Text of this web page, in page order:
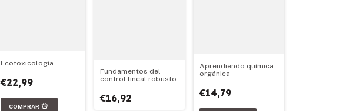
Ecotoxicología
€22,99
Fundamentos del
control lineal robusto
€16,92
Aprendiendo química
orgánica
€14,79